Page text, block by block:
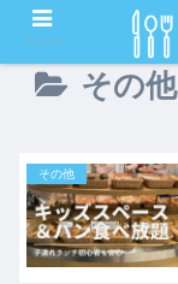
その他
その他
メニュー